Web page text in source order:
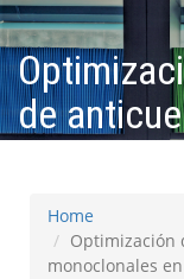
de
Home
Optimización
monoclonales